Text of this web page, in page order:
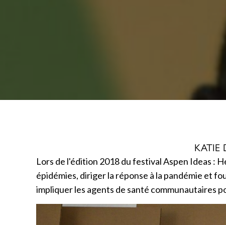
KATIE
Lors de l'édition 2018 du festival Aspen Ideas :
épidémies, diriger la réponse à la pandémie et
impliquer les agents de santé communautaires